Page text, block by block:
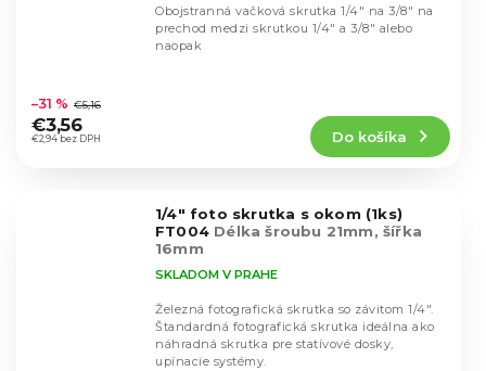
hodnotenie
produktu
je
€2,94 bez DPH
–31 % €5,16
€3,56
Do košíka
Obojstranná vačková skrutka 1/4" na 3/8" na
prechod medzi skrutkou 1/4" a 3/8" alebo
naopak
1/4" foto skrutka s okom (1ks)
FT004 Délka šroubu 21mm, šířka
16mm
SKLADOM V PRAHE
Železná fotografická skrutka so závitom 1/4".
Štandardná fotografická skrutka ideálna ako
náhradná skrutka pre statívové dosky,
upínacie systémy.